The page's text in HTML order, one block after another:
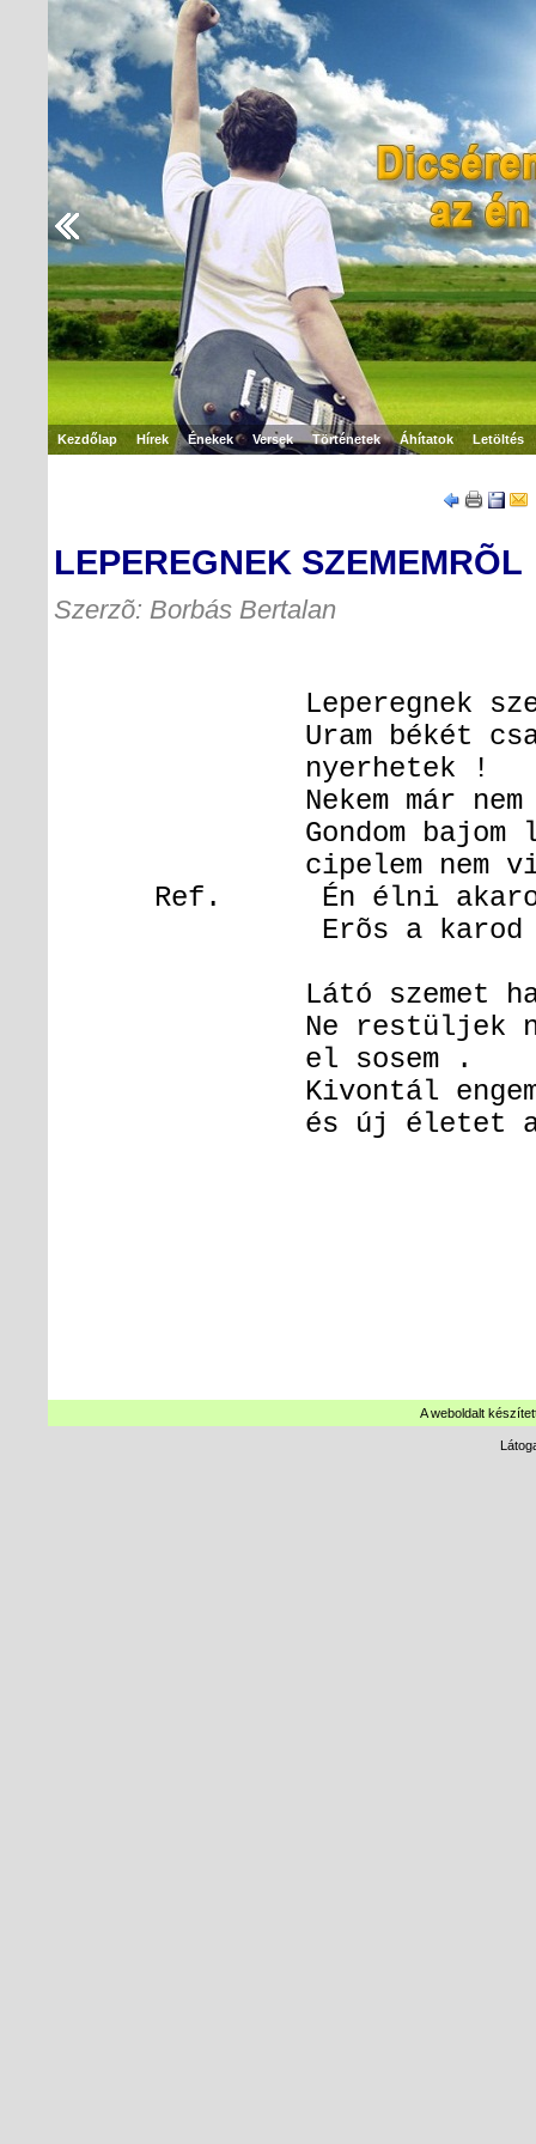
Kezdőlap Hírek Énekek Versek Történetek Áhítatok Letöltés
LEPEREGNEK SZEMEMRÕL
Szerzõ: Borbás Bertalan
Leperegnek
Uram békét csak
nyerhetek !
Nekem már nem
Gondom bajom
cipelem nem
Ref. Én élni
Erõs a karod Uram
Látó szemet halló
Ne restüljek ne
el sosem .
Kivontál engem a
és új életet
A weboldalt